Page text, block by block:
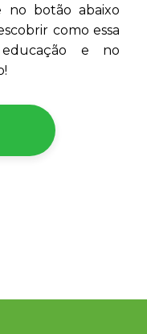
no botão abaixo
como essa
e no